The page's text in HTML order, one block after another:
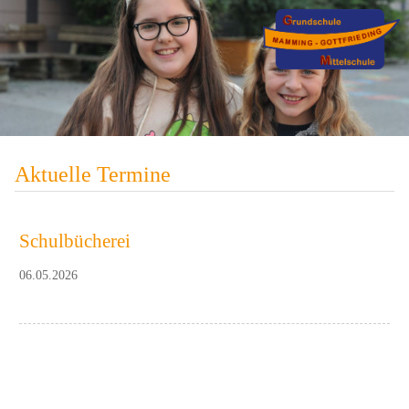
Aktuelle Termine
Schulbücherei
06.05.2026